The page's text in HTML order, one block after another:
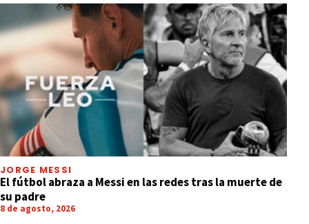
JORGE MESSI
El fútbol abraza a Messi en las redes tras la muerte de
su padre
8 de agosto, 2026